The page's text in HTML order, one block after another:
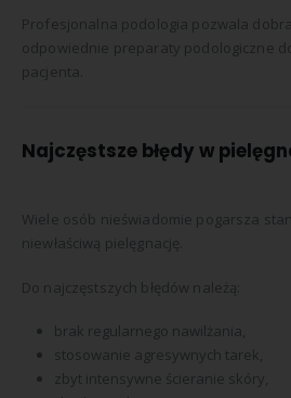
Profesjonalna podologia pozwala
odpowiednie preparaty podologiczne
pacjenta.
Najczęstsze błędy w
Wiele osób nieświadomie pogarsza
niewłaściwą pielęgnację.
Do najczęstszych błędów należą:
brak regularnego nawilżania,
stosowanie agresywnych tarek,
zbyt intensywne ścieranie skóry,